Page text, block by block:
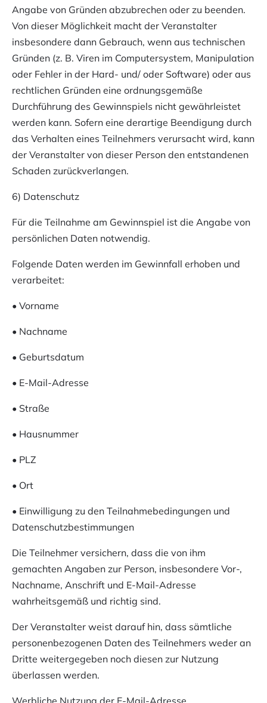
Angabe von Gründen abzubrechen oder zu beenden.
Von dieser Möglichkeit macht der Veranstalter
insbesondere dann Gebrauch, wenn aus technischen
Gründen (z. B. Viren im Computersystem, Manipulation
oder Fehler in der Hard- und/ oder Software) oder aus
rechtlichen Gründen eine ordnungsgemäße
Durchführung des Gewinnspiels nicht gewährleistet
werden kann. Sofern eine derartige Beendigung durch
das Verhalten eines Teilnehmers verursacht wird, kann
der Veranstalter von dieser Person den entstandenen
Schaden zurückverlangen.
6) Datenschutz
Für die Teilnahme am Gewinnspiel ist die Angabe von
persönlichen Daten notwendig.
Folgende Daten werden im Gewinnfall erhoben und
verarbeitet:
• Vorname
• Nachname
• Geburtsdatum
• E-Mail-Adresse
• Straße
• Hausnummer
• PLZ
• Ort
• Einwilligung zu den Teilnahmebedingungen und
Datenschutzbestimmungen
Die Teilnehmer versichern, dass die von ihm
gemachten Angaben zur Person, insbesondere Vor-,
Nachname, Anschrift und E-Mail-Adresse
wahrheitsgemäß und richtig sind.
Der Veranstalter weist darauf hin, dass sämtliche
personenbezogenen Daten des Teilnehmers weder an
Dritte weitergegeben noch diesen zur Nutzung
überlassen werden.
Werbliche Nutzung der E-Mail-Adresse